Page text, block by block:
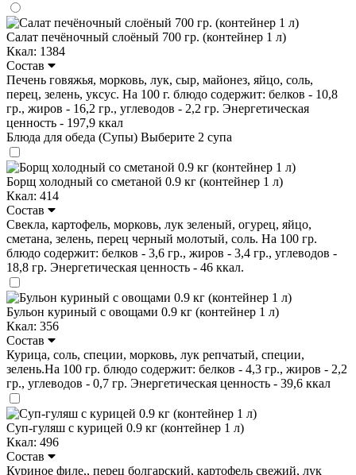
Салат печёночный слоёный 700 гр. (контейнер 1 л)
Ккал: 1384
Состав
Печень говяжья, морковь, лук, сыр, майонез, яйцо, соль,
перец, зелень, уксус. На 100 г. блюдо содержит: белков - 10,8
гр., жиров - 16,2 гр., углеводов - 2,2 гр. Энергетическая
ценность - 197,9 ккал
Блюда для обеда (Супы) Выберите 2 супа
Борщ холодный со сметаной 0.9 кг (контейнер 1 л)
Ккал: 414
Состав
Свекла, картофель, морковь, лук зеленый, огурец, яйцо,
сметана, зелень, перец черный молотый, соль. На 100 гр.
блюдо содержит: белков - 3,6 гр., жиров - 3,4 гр., углеводов -
18,8 гр. Энергетическая ценность - 46 ккал.
Бульон куриный с овощами 0.9 кг (контейнер 1 л)
Ккал: 356
Состав
Курица, соль, специи, морковь, лук репчатый, специи,
зелень.На 100 гр. блюдо содержит: белков - 4,3 гр., жиров - 2,2
гр., углеводов - 0,7 гр. Энергетическая ценность - 39,6 ккал
Суп-гуляш с курицей 0.9 кг (контейнер 1 л)
Ккал: 496
Состав
Куриное филе,, перец болгарский, картофель свежий, лук